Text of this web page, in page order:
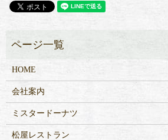
HOME
会社案内
ミスタードーナツ
松屋レストラン